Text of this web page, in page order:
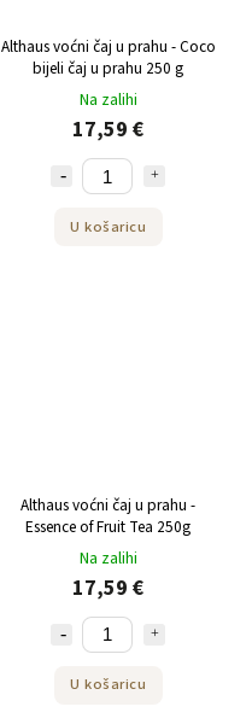
Althaus voćni čaj u prahu - Coco
bijeli čaj u prahu 250 g
Na zalihi
17,59 €
U košaricu
Althaus voćni čaj u prahu -
Essence of Fruit Tea 250g
Na zalihi
17,59 €
U košaricu